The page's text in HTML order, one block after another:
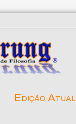
Edição Atual